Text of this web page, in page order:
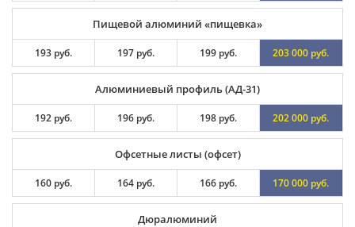
Пищевой алюминий «пищевка»
193 руб. 197 руб. 199 руб. 203 000 руб.
Алюминиевый профиль (АД-31)
192 руб. 196 руб. 198 руб. 202 000 руб.
Офсетные листы (офсет)
160 руб. 164 руб. 166 руб. 170 000 руб.
Дюралюминий